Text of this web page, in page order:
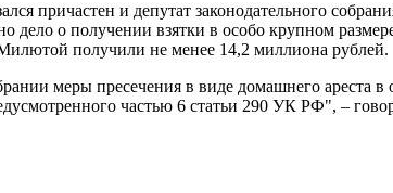
причастен и депутат законодательного
дело о получении взятки в особо крупном
получили не менее 14,2 миллиона рублей.
меры пресечения в виде домашнего ареста
частью 6 статьи 290 УК РФ", –